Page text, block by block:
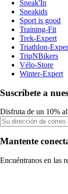
Sneak'In
Sneakids
Sport is good
Training-Fit
Trek-Expert
Triathlon-
TripNBikers
Vélo-Store
Winter-Expert
Suscríbete a
Disfruta de un 10%
Mantente
Encuéntranos en las